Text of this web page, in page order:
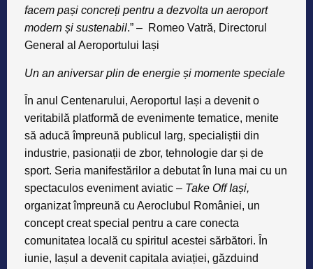
facem pași concreți pentru a dezvolta un aeroport
modern și sustenabil.” – Romeo Vatră, Directorul
General al Aeroportului Iași
Un an aniversar plin de energie și momente speciale
În anul Centenarului, Aeroportul Iași a devenit o
veritabilă platformă de evenimente tematice, menite
să aducă împreună publicul larg, specialiștii din
industrie, pasionații de zbor, tehnologie dar și de
sport. Seria manifestărilor a debutat în luna mai cu un
spectaculos eveniment aviatic – Take Off Iași,
organizat împreună cu Aeroclubul României, un
concept creat special pentru a care conecta
comunitatea locală cu spiritul acestei sărbători. În
iunie, Iașul a devenit capitala aviației, găzduind